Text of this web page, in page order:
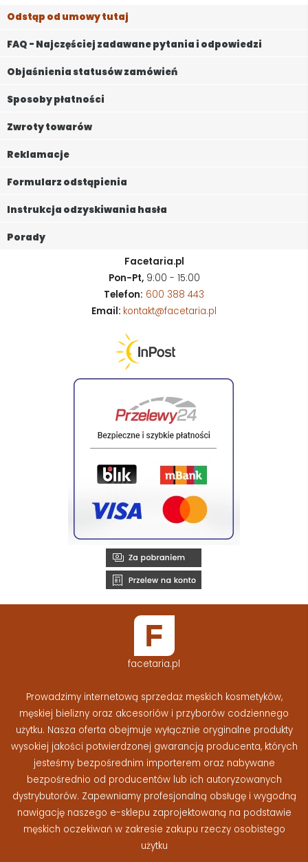
Odstąp od umowy tutaj
FAQ - Najczęściej zadawane pytania i odpowiedzi
Objaśnienia statusów zamówień
Sposoby płatności
Zwroty towarów
Reklamacje
Formularz odstąpienia
Instrukcja odzyskiwania hasła
Porady
Facetaria.pl
Pon-Pt,9:00 - 15:00
Telefon: 600 388 443
Email: kontakt@facetaria.pl
facetaria.pl
Prowadzimy internetową sprzedaż męskich kosmetyków,
męskiej bielizny oraz akcesoriów i przyborów codziennego
użytku. Nasza oferta obejmuje wyłącznie oryginalne produkty
wysokiej jakości potwierdzonej gwarancją producenta, których
jesteśmy bezpośrednim importerem oraz nabywane
bezpośrednio od producentów lub ich autoryzowanych
dystrybutorów. Zapewniamy profesjonalną obsługę i wygodną
nawigację naszego e-sklepu zaprojektowaną na podstawie
męskich oczekiwań w zakresie zakupu rzeczy osobistego
użytku